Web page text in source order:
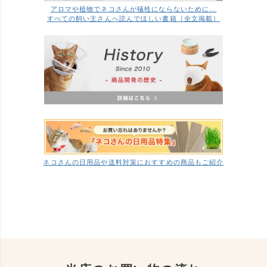
アロマや植物でネコさんが犠牲にならないために…
すべての飼い主さんへ読んでほしい書籍［全文掲載］
ネコさんの日用品や送料対策におすすめの商品もご紹介